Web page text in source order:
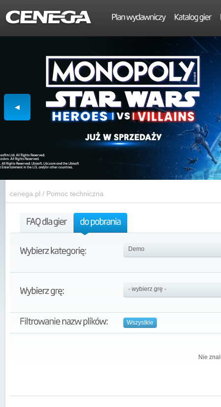
cenega.pl / Pomoc techniczna
Wszystkie
Nie